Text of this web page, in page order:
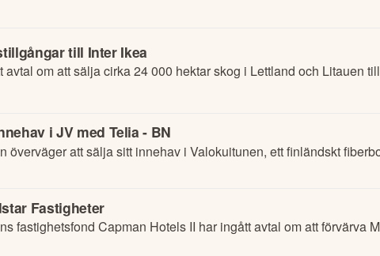
till Inter Ikea
om att sälja cirka 24 000 hektar skog i Lettland och Litauen
i JV med Telia - BN
överväger att sälja sitt innehav i Valokuitunen, ett finländskt
Fastigheter
fastighetsfond Capman Hotels II har ingått avtal om att förvärva